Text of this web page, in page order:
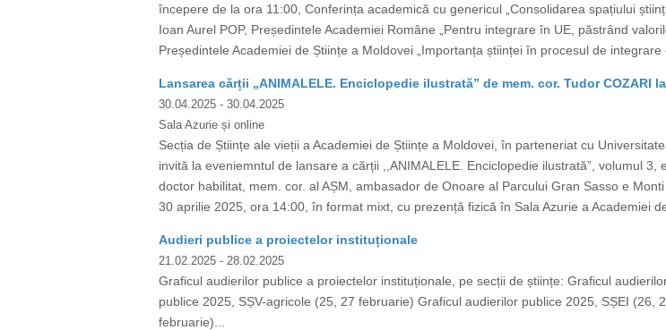
începere de la ora 11:00, Conferința academică cu genericul „Consolidarea spațiului
Ioan Aurel POP, Președintele Academiei Române „Pentru integrare în UE, păstrând
Președintele Academiei de Științe a Moldovei „Importanța științei în procesul de
Lansarea cărții „ANIMALELE. Enciclopedie ilustrată” de mem. cor. Tudor COZARI
30.04.2025 - 30.04.2025
Sala Azurie și online
Secția de Științe ale vieții a Academiei de Științe a Moldovei, în parteneriat cu
invită la eveniemntul de lansare a cărții ,,ANIMALELE. Enciclopedie ilustrată”, volumul 3,
doctor habilitat, mem. cor. al AȘM, ambasador de Onoare al Parcului Gran Sasso e
30 aprilie 2025, ora 14:00, în format mixt, cu prezență fizică în Sala Azurie a Academiei
Audieri publice a proiectelor instituționale
21.02.2025 - 28.02.2025
Graficul audierilor publice a proiectelor instituționale, pe secții de științe: Graficul
publice 2025, SȘV-agricole (25, 27 februarie) Graficul audierilor publice 2025, SȘEI
februarie)...